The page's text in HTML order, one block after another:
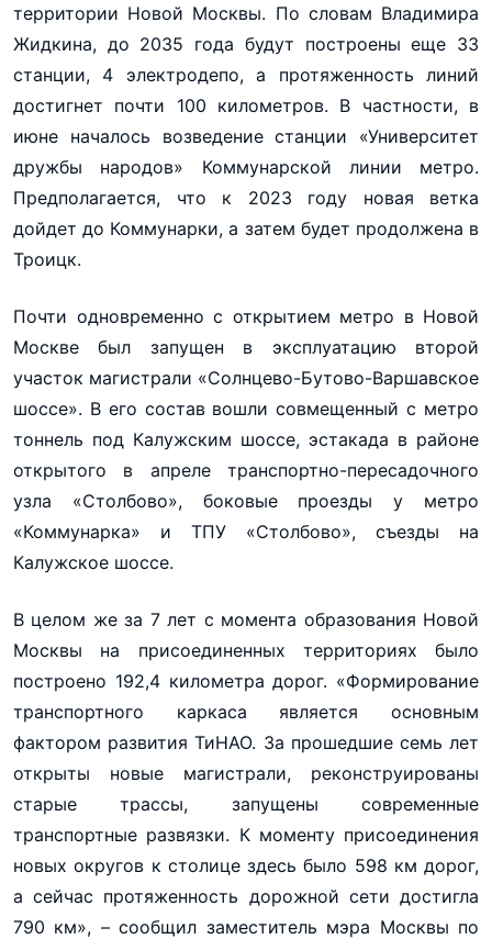
территории Новой Москвы. По словам Владимира
Жидкина, до 2035 года будут построены еще 33
станции, 4 электродепо, а протяженность линий
достигнет почти 100 километров. В частности, в
июне началось возведение станции «Университет
дружбы народов» Коммунарской линии метро.
Предполагается, что к 2023 году новая ветка
дойдет до Коммунарки, а затем будет продолжена в
Троицк.
Почти одновременно с открытием метро в Новой
Москве был запущен в эксплуатацию второй
участок магистрали «Солнцево-Бутово-Варшавское
шоссе». В его состав вошли совмещенный с метро
тоннель под Калужским шоссе, эстакада в районе
открытого в апреле транспортно-пересадочного
узла «Столбово», боковые проезды у метро
«Коммунарка» и ТПУ «Столбово», съезды на
Калужское шоссе.
В целом же за 7 лет с момента образования Новой
Москвы на присоединенных территориях было
построено 192,4 километра дорог. «Формирование
транспортного каркаса является основным
фактором развития ТиНАО. За прошедшие семь лет
открыты новые магистрали, реконструированы
старые трассы, запущены современные
транспортные развязки. К моменту присоединения
новых округов к столице здесь было 598 км дорог,
а сейчас протяженность дорожной сети достигла
790 км», – сообщил заместитель мэра Москвы по